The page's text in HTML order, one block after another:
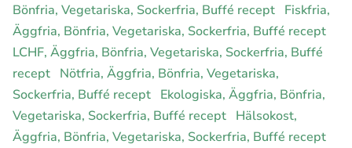
Bönfria, Vegetariska, Sockerfria, Buffé recept Fiskfria,
Äggfria, Bönfria, Vegetariska, Sockerfria, Buffé recept
LCHF, Äggfria, Bönfria, Vegetariska, Sockerfria, Buffé
recept Nötfria, Äggfria, Bönfria, Vegetariska,
Sockerfria, Buffé recept Ekologiska, Äggfria, Bönfria,
Vegetariska, Sockerfria, Buffé recept Hälsokost,
Äggfria, Bönfria, Vegetariska, Sockerfria, Buffé recept